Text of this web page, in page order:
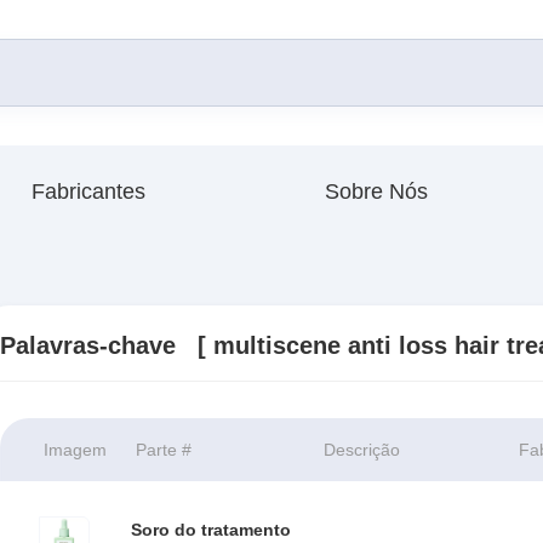
Fabricantes Sobre Nós
Palavras-chave [ multiscene anti loss hair
Imagem Parte # Descrição
Soro do tratamento